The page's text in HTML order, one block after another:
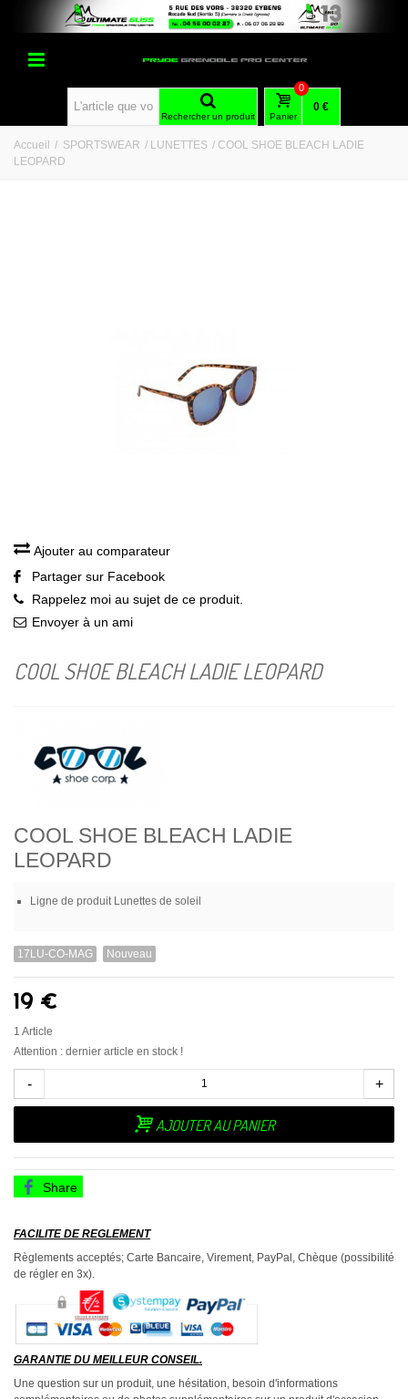
Rechercher un produit Panier
0
0 €
Accueil / SPORTSWEAR / LUNETTES / COOL SHOE BLEACH LADIE
LEOPARD
Ajouter au comparateur
Partager sur Facebook
Rappelez moi au sujet de ce produit.
Envoyer à un ami
COOL SHOE BLEACH LADIE LEOPARD
COOL SHOE BLEACH LADIE
LEOPARD
Ligne de produitLunettes de soleil
17LU-CO-MAG Nouveau
19 €
1 Article
Attention : dernier article en stock !
- +
AJOUTER AU PANIER
Share
FACILITE DE REGLEMENT
Règlements acceptés; Carte Bancaire, Virement, PayPal, Chèque (possibilité
de régler en 3x).
GARANTIE DU MEILLEUR CONSEIL.
Une question sur un produit, une hésitation, besoin d'informations